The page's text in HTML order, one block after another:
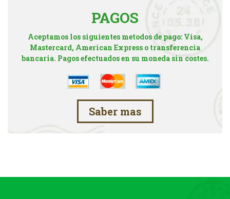
PAGOS
Aceptamos los siguientes metodos de pago: Visa,
Mastercard, American Express o transferencia
bancaria. Pagos efectuados en su moneda sin costes.
Saber mas